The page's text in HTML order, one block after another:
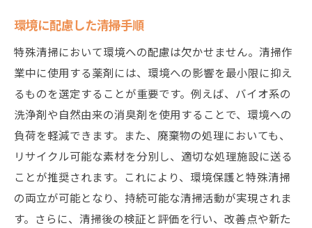
環境に配慮した清掃手順
特殊清掃において環境への配慮は欠かせません。清掃作
業中に使用する薬剤には、環境への影響を最小限に抑え
るものを選定することが重要です。例えば、バイオ系の
洗浄剤や自然由来の消臭剤を使用することで、環境への
負荷を軽減できます。また、廃棄物の処理においても、
リサイクル可能な素材を分別し、適切な処理施設に送る
ことが推奨されます。これにより、環境保護と特殊清掃
の両立が可能となり、持続可能な清掃活動が実現されま
す。さらに、清掃後の検証と評価を行い、改善点や新た